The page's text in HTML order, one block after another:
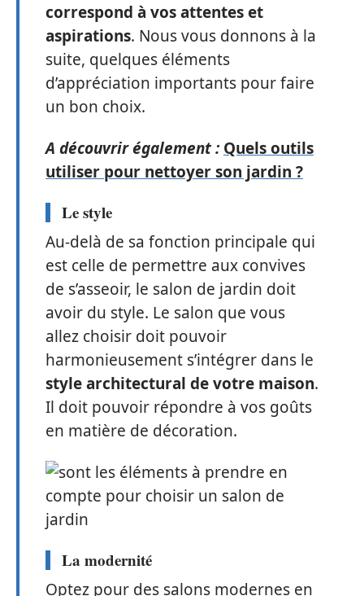
correspond à vos attentes et
aspirations. Nous vous donnons à la
suite, quelques éléments
d’appréciation importants pour faire
un bon choix.
A découvrir également : Quels outils
utiliser pour nettoyer son jardin ?
Le style
Au-delà de sa fonction principale qui
est celle de permettre aux convives
de s’asseoir, le salon de jardin doit
avoir du style. Le salon que vous
allez choisir doit pouvoir
harmonieusement s’intégrer dans le
style architectural de votre maison.
Il doit pouvoir répondre à vos goûts
en matière de décoration.
La modernité
Optez pour des salons modernes en